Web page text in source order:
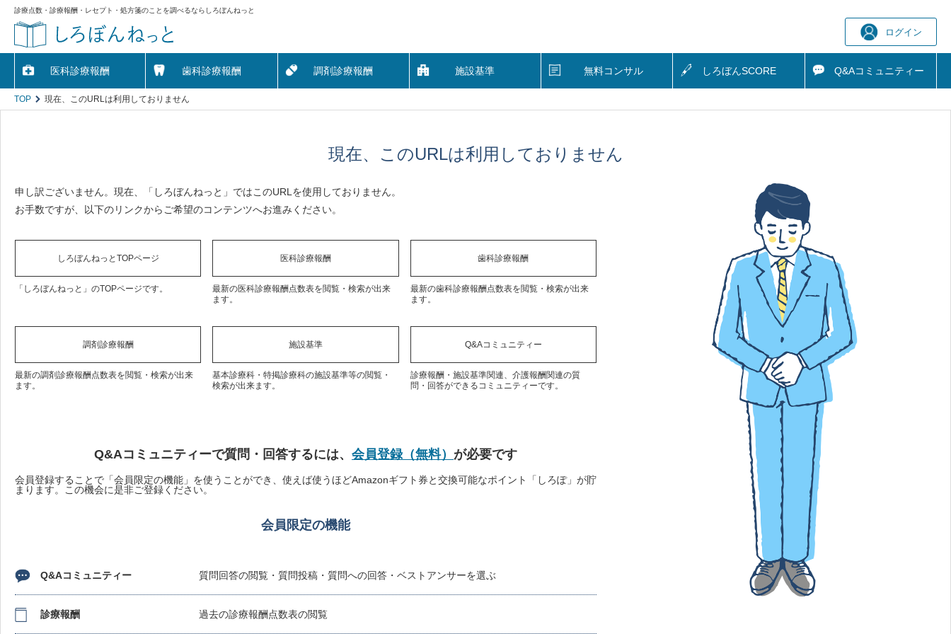
診療点数・診療報酬・レセプト・処方箋のことを調べるならしろぼんねっと
ログイン
医科診療報酬 歯科診療報酬 調剤診療報酬 施設基準 無料コンサル しろぼんSCORE Q&Aコミュニティー
TOP 現在、このURLは利用しておりません
現在、このURLは利用しておりません
申し訳ございません。現在、「しろぼんねっと」ではこのURLを使用しておりません。
お手数ですが、以下のリンクからご希望のコンテンツへお進みください。
しろぼんねっとTOPページ
「しろぼんねっと」のTOPページです。
医科診療報酬
最新の医科診療報酬点数表を閲覧・検索が出来
ます。
歯科診療報酬
最新の歯科診療報酬点数表を閲覧・検索が出来
ます。
調剤診療報酬
最新の調剤診療報酬点数表を閲覧・検索が出来
ます。
施設基準
基本診療科・特掲診療科の施設基準等の閲覧・
検索が出来ます。
Q&Aコミュニティー
診療報酬・施設基準関連、介護報酬関連の質
問・回答ができるコミュニティーです。
Q&Aコミュニティーで質問・回答するには、 会員登録（無料） が必要です
会員登録することで「会員限定の機能」を使うことができ、使えば使うほどAmazonギフト券と交換可能なポイント「しろぽ」が貯
まります。この機会に是非ご登録ください。
会員限定の機能
Q&Aコミュニティー 質問回答の閲覧・質問投稿・質問への回答・ベストアンサーを選ぶ
診療報酬 過去の診療報酬点数表の閲覧